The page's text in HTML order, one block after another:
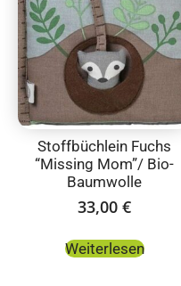
Stoffbüchlein Fuchs
“Missing Mom”/ Bio-
Baumwolle
33,00 €
Weiterlesen